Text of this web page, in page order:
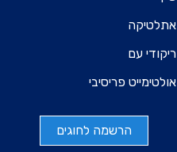
אתלטיקה
ריקודי עם
אולטימייט פריסיבי
הרשמה לחוגים